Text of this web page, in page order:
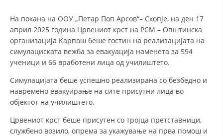
СТРАТЕГИИ
На покана на ООУ „Петар Поп Арсов“– Скопје, на ден 17
април 2025 година Црвениот крст на РСМ – Општинска
организација Карпош беше гостин на реализацијата на
симулациската вежба за евакуација наменета за 594
ученици и 66 вработени лица од училиштето.
Симулацијата беше успешно реализирана со безбедно и
навремено евакуирање на сите присутни лица во
објектот на училиштето.
Црвениот крст беше присутен со тројца претставници,
службено возило, опрема за укажување на прва помош и